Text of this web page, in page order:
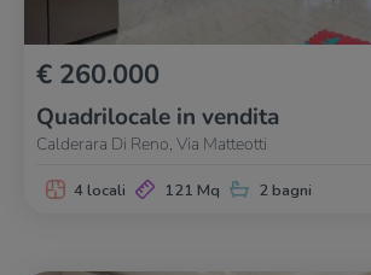
€ 260.000
Quadrilocale in vendita
Calderara Di Reno, Via Matteotti
4 locali 121 Mq 2 bagni